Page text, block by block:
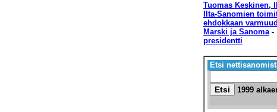
Tuomas Keskinen,
Ilta-Sanomien
ehdokkaan
Marski ja Sanoma-
presidentti
Etsi
1999